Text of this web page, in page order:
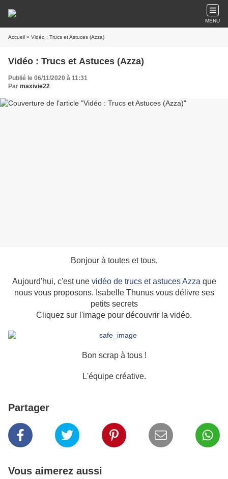
MENU
Accueil » Vidéo : Trucs et Astuces (Azza)
Vidéo : Trucs et Astuces (Azza)
Publié le 06/11/2020 à 11:31
Par maxivie22
Bonjour à toutes et tous,
Aujourd'hui, c'est une vidéo de trucs et astuces Azza que
nous vous proposons. Isabelle Thunus vous délivre ses
petits secrets
Cliquez sur l'image pour découvrir la vidéo.
Bon scrap à tous !
L'équipe créative.
Partager
Vous aimerez aussi